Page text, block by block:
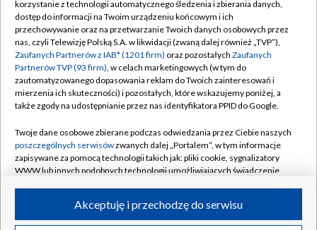
TVP
Abonament TVP
Emisja w TVP
Centrum informacji TVP
Naziemna Telewizja Cyfrowa
Rada Programowa
System NOS
Informacje o nadawcy
Program dla prasy
Regulamin TVP
Polityka prywatności
Moje zgody
Pomoc
Kontakt
Kanały
©2026 Telewizja Polska S.A. w likwidacji
korzystanie z technologii automatycznego śledzenia i zbierania danych,
dostęp do informacji na Twoim urządzeniu końcowym i ich
przechowywanie oraz na przetwarzanie Twoich danych osobowych przez
nas, czyli Telewizję Polską S.A. w likwidacji (zwaną dalej również „TVP”),
Zaufanych Partnerów z IAB* (1201 firm) oraz pozostałych Zaufanych
Partnerów TVP (93 firm), w celach marketingowych (w tym do
zautomatyzowanego dopasowania reklam do Twoich zainteresowań i
mierzenia ich skuteczności) i pozostałych, które wskazujemy poniżej, a
także zgody na udostępnianie przez nas identyfikatora PPID do Google.
Twoje dane osobowe zbierane podczas odwiedzania przez Ciebie naszych
poszczególnych serwisówzwanych dalej „Portalem”, w tym informacje
zapisywane za pomocą technologii takich jak: pliki cookie, sygnalizatory
WWW lub innych podobnych technologii umożliwiających świadczenie
ruchu w Internecie.Akceptuję i przechodzę do serwisu